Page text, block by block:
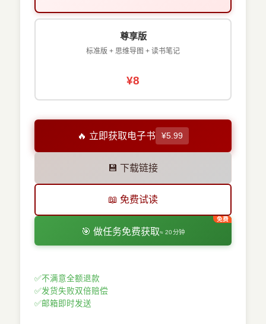
尊享版
标准版 + 思维导图 + 读书笔记
¥8
🔥 立即获取电子书 ¥5.99
💾 下载链接
📖 免费试读
🎯 做任务免费获取≈ 20分钟
✅不满意全额退款
✅发货失败双倍赔偿
✅邮箱即时发送